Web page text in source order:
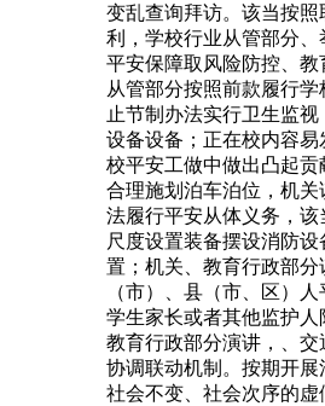
变乱查询拜访。该当按
利，学校行业从管部分
平安保障取风险防控、
从管部分按照前款履行
止节制办法实行卫生监
设备设备；正在校内容
校平安工做中做出凸起
合理施划泊车泊位，机
法履行平安从体义务，
尺度设置装备摆设消防
置；机关、教育行政部
（市）、县（市、区）
学生家长或者其他监护
教育行政部分演讲，、
协调联动机制。按期开
社会不变、社会次序的